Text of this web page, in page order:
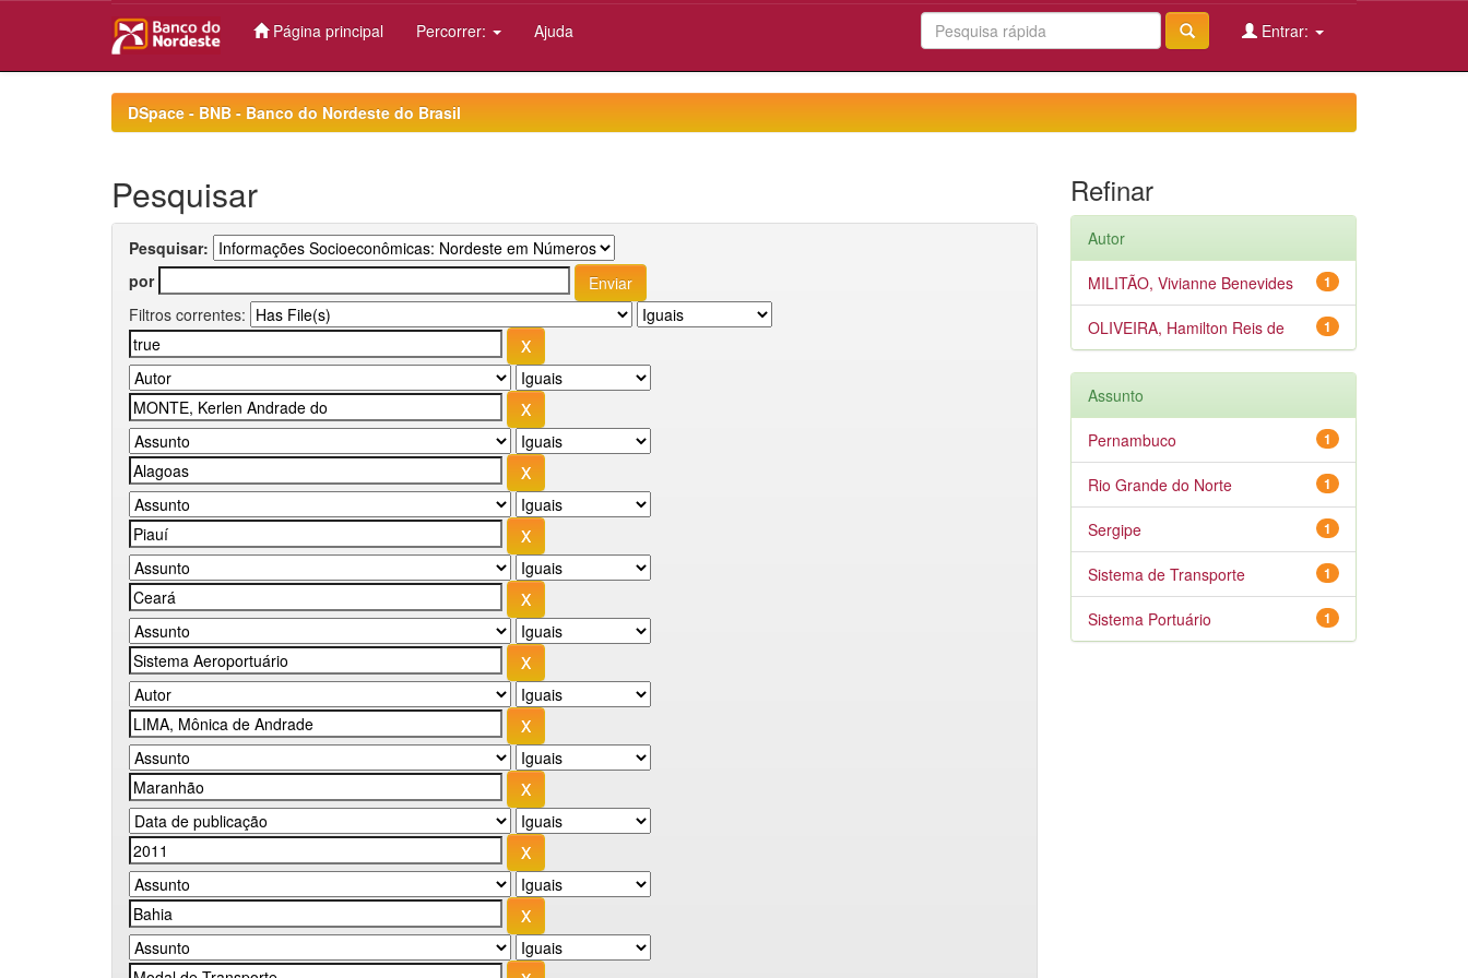
Página principal Percorrer: Ajuda Entrar:
DSpace - BNB - Banco do Nordeste do Brasil
Pesquisar
Pesquisar:
por
Filtros correntes:
Refinar
Autor
1
MILITÃO, Vivianne Benevides
1
OLIVEIRA, Hamilton Reis de
Assunto
1
Pernambuco
1
Rio Grande do Norte
1
Sergipe
1
Sistema de Transporte
1
Sistema Portuário